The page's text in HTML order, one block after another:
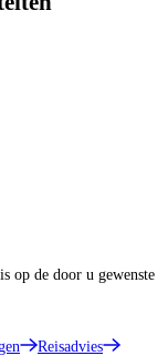
op de door u gewenste
Reisadvies